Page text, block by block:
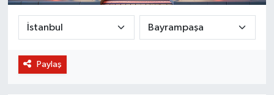
Paylaş
BİLİM VE TEKNOLOJİ